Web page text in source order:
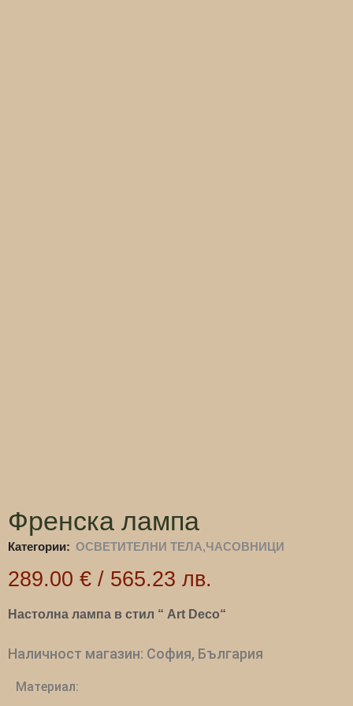
Френска лампа
Категории: ОСВЕТИТЕЛНИ ТЕЛА,ЧАСОВНИЦИ
289.00 € / 565.23 лв.
Настолна лампа в стил “ Art Deco“
Наличност магазин: София, България
Материал: